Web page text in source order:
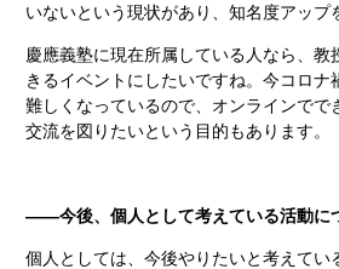
いないという現状があり、知名度アップ
慶應義塾に現在所属している人なら、教
きるイベントにしたいですね。今コロナ
難しくなっているので、オンラインでで
交流を図りたいという目的もあります。
――今後、個人として考えている活動に
個人としては、今後やりたいと考えてい